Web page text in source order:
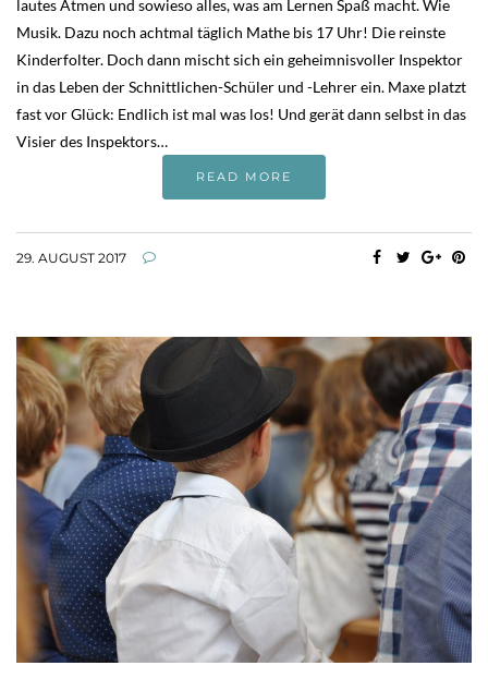
lautes Atmen und sowieso alles, was am Lernen Spaß macht. Wie
Musik. Dazu noch achtmal täglich Mathe bis 17 Uhr! Die reinste
Kinderfolter. Doch dann mischt sich ein geheimnisvoller Inspektor
in das Leben der Schnittlichen-Schüler und -Lehrer ein. Maxe platzt
fast vor Glück: Endlich ist mal was los! Und gerät dann selbst in das
Visier des Inspektors…
READ MORE
29. AUGUST 2017